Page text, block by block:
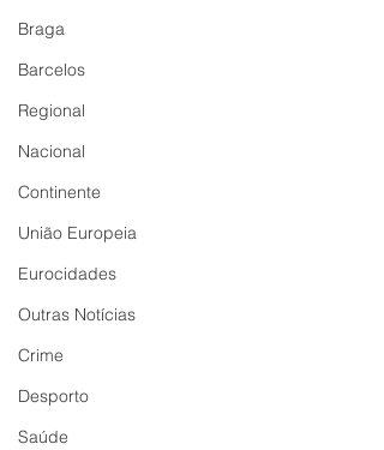
Braga
Barcelos
Regional
Nacional
Continente
União Europeia
Eurocidades
Outras Notícias
Crime
Desporto
Saúde